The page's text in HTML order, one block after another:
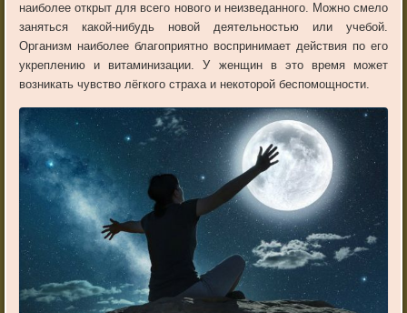
наиболее открыт для всего нового и неизведанного. Можно смело
заняться какой-нибудь новой деятельностью или учебой.
Организм наиболее благоприятно воспринимает действия по его
укреплению и витаминизации. У женщин в это время может
возникать чувство лёгкого страха и некоторой беспомощности.